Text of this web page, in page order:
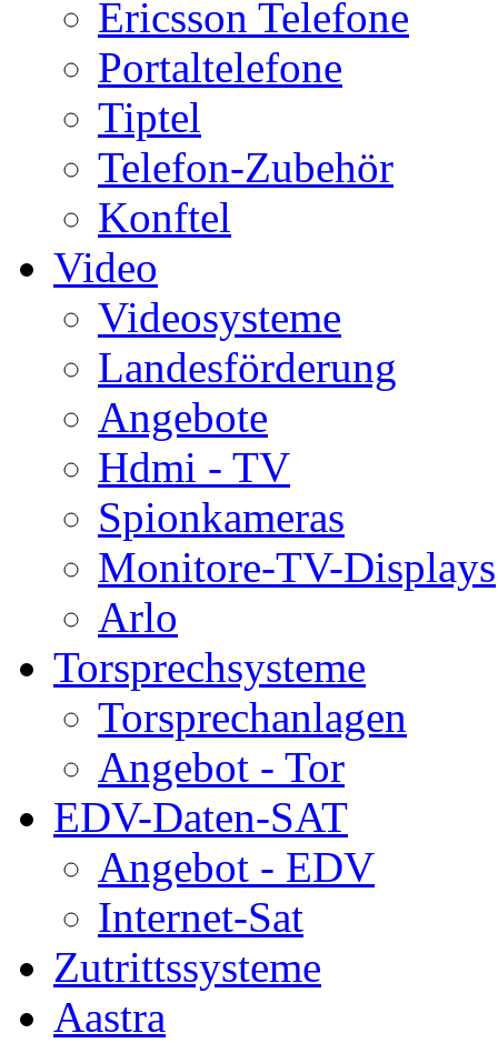
Ericsson Telefone
Portaltelefone
Tiptel
Telefon-Zubehör
Konftel
Video
Videosysteme
Landesförderung
Angebote
Hdmi - TV
Spionkameras
Monitore-TV-Displays
Arlo
Torsprechsysteme
Torsprechanlagen
Angebot - Tor
EDV-Daten-SAT
Angebot - EDV
Internet-Sat
Zutrittssysteme
Aastra